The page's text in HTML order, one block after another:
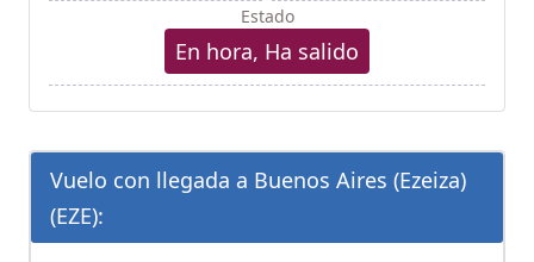
Estado
En hora, Ha salido
Vuelo con llegada a Buenos Aires (Ezeiza)
(EZE):